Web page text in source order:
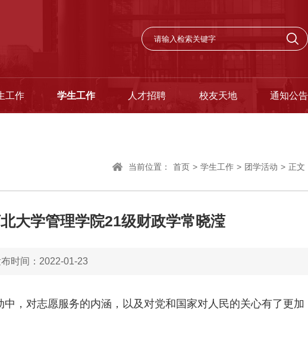
工作 学生工作 人才招聘 校友天地 通知公告
当前位置： 首页 > 学生工作 > 团学活动 > 正文
大学管理学院21级财政学常晓滢
布时间：2022-01-23
，对志愿服务的内涵，以及对党和国家对人民的关心有了更加